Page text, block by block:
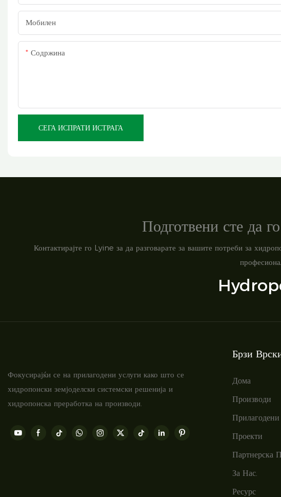
Мобилен
Содржина
СЕГА ИСПРАТИ ИСТРАГА
Подготвени сте да
Контактирајте го Lyine за да разговарате за вашите потреби за
Фокусирајќи се на прилагодени услуги како што се
хидропонски земјоделски системски решенија и
хидропонска преработка на производи.
Брзи
Дома
Производи
Проекти
Партнерска
За Нас.
Ресурс